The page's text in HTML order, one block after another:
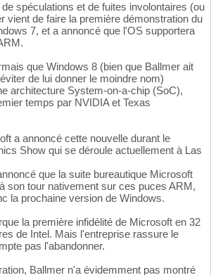
spéculations et de fuites involontaires (ou
vient de faire la première démonstration du
7, et a annoncé que l'OS supportera
que Windows 8 (bien que Ballmer ait
de lui donner le moindre nom)
architecture System-on-a-chip (SoC),
temps par NVIDIA et Texas
a annoncé cette nouvelle durant le
Show qui se déroule actuellement à Las
que la suite bureautique Microsoft
son tour nativement sur ces puces ARM,
la prochaine version de Windows.
la première infidélité de Microsoft en 32
de Intel. Mais l'entreprise rassure le
pas l'abandonner.
Ballmer n'a évidemment pas montré